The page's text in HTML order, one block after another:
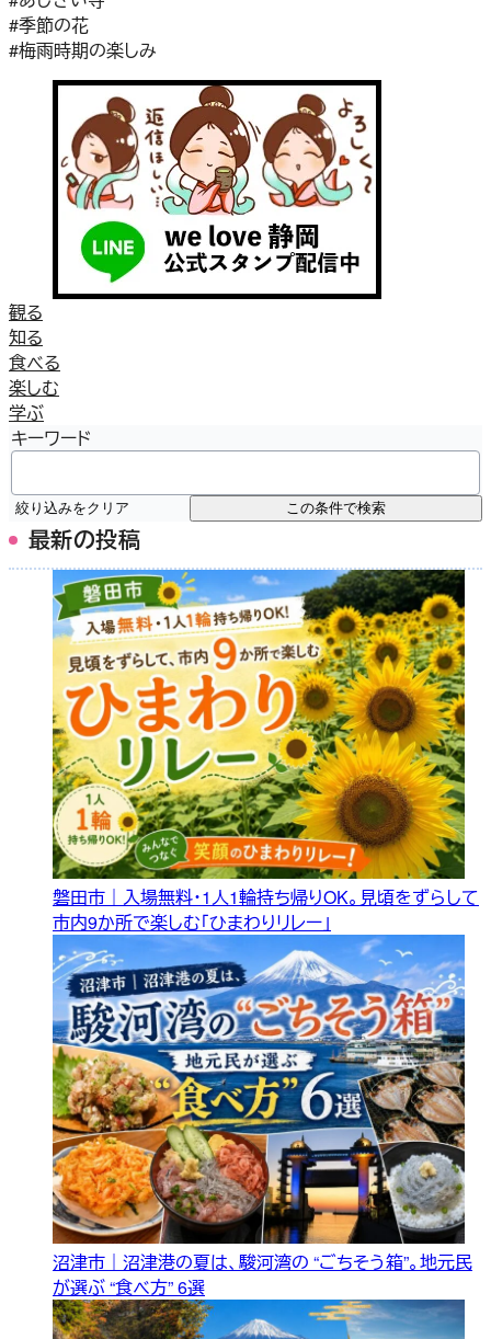
#季節の花
#梅雨時期の楽しみ
観る
知る
食べる
楽しむ
学ぶ
キーワード
絞り込みをクリア この条件で検索
最新の投稿
磐田市｜入場無料・1人1輪持ち帰りOK。見頃をずらして
市内9か所で楽しむ「ひまわりリレー」
沼津市｜沼津港の夏は、駿河湾の “ごちそう箱”。地元民
が選ぶ “食べ方” 6選